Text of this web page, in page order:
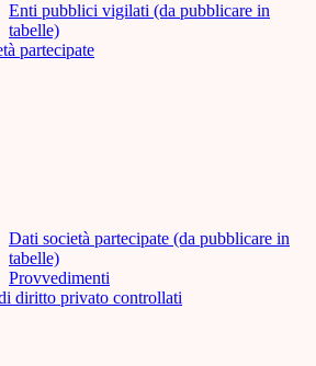
Enti pubblici vigilati (da pubblicare in
tabelle)
partecipate
Dati società partecipate (da pubblicare in
tabelle)
Provvedimenti
diritto privato controllati